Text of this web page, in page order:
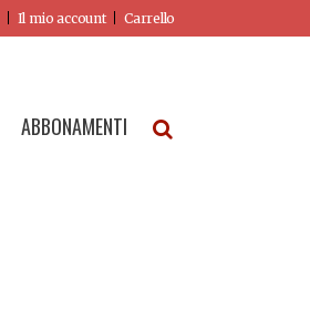
Il mio account Carrello
ABBONAMENTI